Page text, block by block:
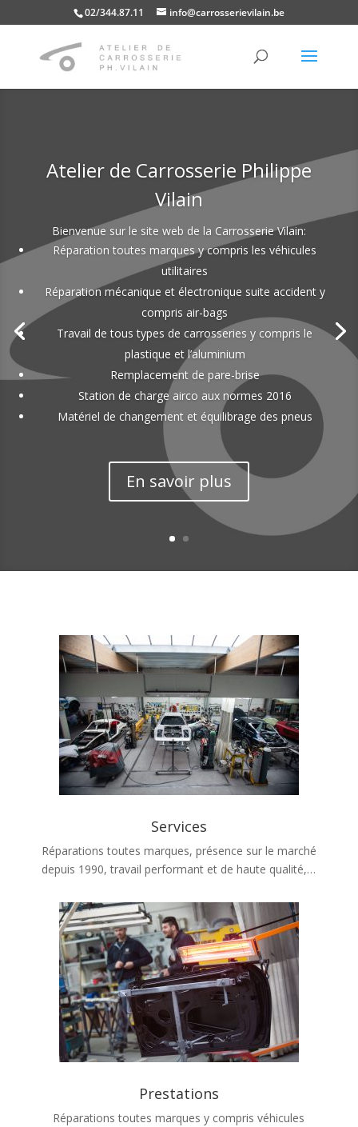
02/344.87.11 info@carrosserievilain.be
Classic Cars, Old Timers et
restaurations
Le département old timers d’ACPV a la capacité de réaliser
des rénovations en profondeur. Si les pièces d’origine
n’excitent plus ou ne sont plus récupérables, elles peuvent,
grâce à notre équipement de pointe, être refaites
entièrement à l’identique.
Lors d’une rénovation complète, le véhicule est entièrement
déshabillé et chaque pièce démontée est photographiée et
répertoriée afin de pouvoir être remises à leur place initiale.
Chaque étape de la restauration est confiée à un artisan. Le
tôlier est une véritable orfèvre, la préparation est effectuée
par des personnes expérimentées. Philippe Vilain, fort de 30
années d’expérience, s’occupe personnellement de la
peinture. Il effectue des prélèvements de la peinture
d’origine sur le véhicule et dans son laboratoire recrée la
couleur de base à l’identique. Un vrai travail de chimiste.
En savoir plus
Services
Réparations toutes marques, présence sur le marché
depuis 1990, travail performant et de haute qualité,…
Prestations
Réparations toutes marques y compris véhicules